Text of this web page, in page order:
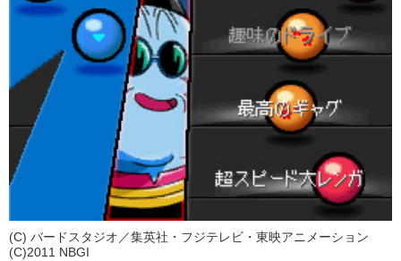
(C) バードスタジオ／集英社・フジテレビ・東映アニメーション
(C)2011 NBGI